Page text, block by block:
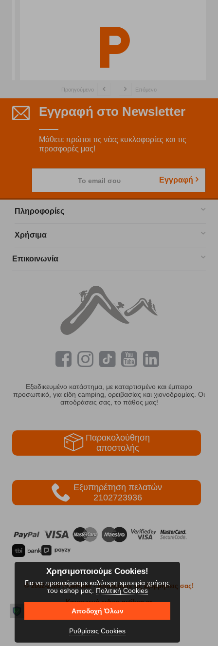
Προηγούμενο Επόμενο
Εγγραφή στο Newsletter
Μάθετε πρώτοι τις νέες κυκλοφορίες και τις
προσφορές μας!
Το email σου Εγγραφή
Πληροφορίες
Χρήσιμα
Επικοινωνία
Εξειδικευμένο κατάστημα, με καταρτισμένο και έμπειρο
προσωπικό, για είδη camping, ορειβασίας και χιονοδρομίας. Οι
αποδράσεις σας, το πάθος μας!
Παρακολούθηση
αποστολής
Εξυπηρέτηση πελατών
2102723936
© 2002-2026 FreeRider- Απολαύστε τις εξορμήσεις σας!
Κατασκευή eshop netikon.gr
Χρησιμοποιούμε Cookies!
Για να προσφέρουμε καλύτερη εμπειρία χρήσης
του eshop μας. Πολιτική Cookies
Αποδοχή Όλων
Ρυθμίσεις Cookies